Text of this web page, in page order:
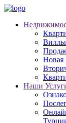
Виллы
Новая
Наши